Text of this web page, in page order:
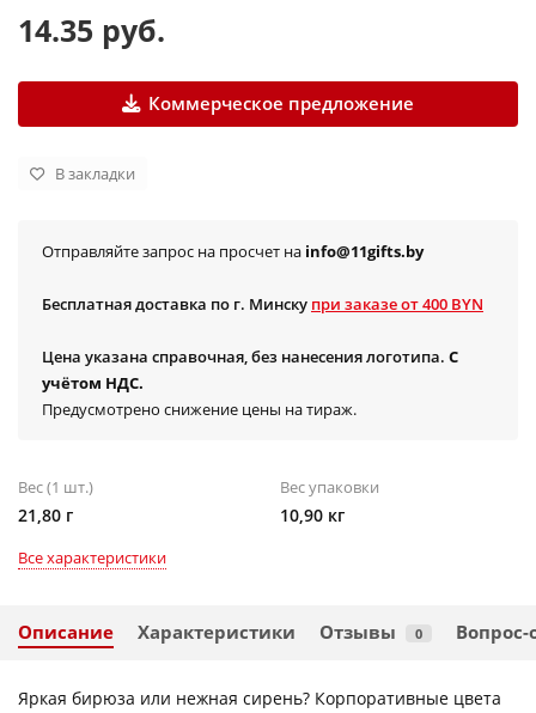
14.35 руб.
Коммерческое предложение
В закладки
Отправляйте запрос на просчет на info@11gifts.by
Бесплатная доставка по г. Минску при заказе от 400 BYN
Цена указана справочная, без нанесения логотипа. С
учётом НДС.
Предусмотрено снижение цены на тираж.
Вес (1 шт.)
21,80 г
Вес упаковки
10,90 кг
Все характеристики
Описание Характеристики Отзывы 0 Вопрос-
Яркая бирюза или нежная сирень? Корпоративные цвета